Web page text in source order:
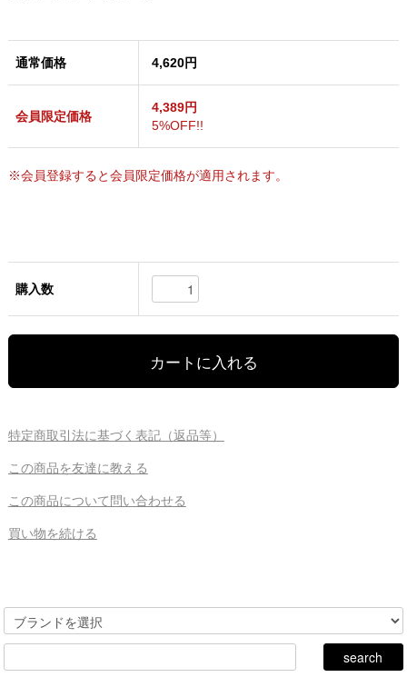
通常価格 4,620円
会員限定価格
4,389円
5%OFF!!
※会員登録すると会員限定価格が適用されます。
購入数
特定商取引法に基づく表記（返品等）
この商品を友達に教える
この商品について問い合わせる
買い物を続ける